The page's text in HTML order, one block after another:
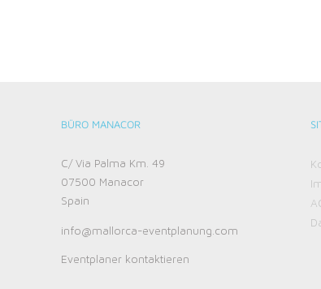
BÜRO MANACOR
C/ Via Palma Km. 49
07500 Manacor
Spain
info@mallorca-eventplanung.com
Eventplaner kontaktieren